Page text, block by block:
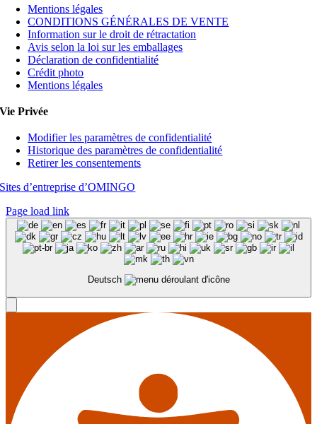
Mentions légales
CONDITIONS GÉNÉRALES DE VENTE
Information sur le droit de rétractation
Avis selon la loi sur les emballages
Déclaration de confidentialité
Crédit photo
Mentions légales
Vie Privée
Modifier les paramètres de confidentialité
Historique des paramètres de confidentialité
Retirer les consentements
Sites d’entreprise d’OMINGO
Page load link
Deutsch